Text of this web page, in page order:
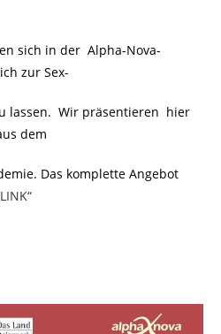
sich in der Alpha-Nova-
zur Sex-
lassen. Wir präsentieren hier
dem
Das komplette Angebot